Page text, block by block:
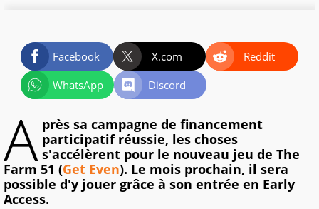
Facebook X.com
Reddit
WhatsApp
Discord
A près sa campagne de financement
participatif réussie, les choses
s'accélèrent pour le nouveau jeu de The
Farm 51 (Get Even). Le mois prochain, il sera
possible d'y jouer grâce à son entrée en Early
Access.